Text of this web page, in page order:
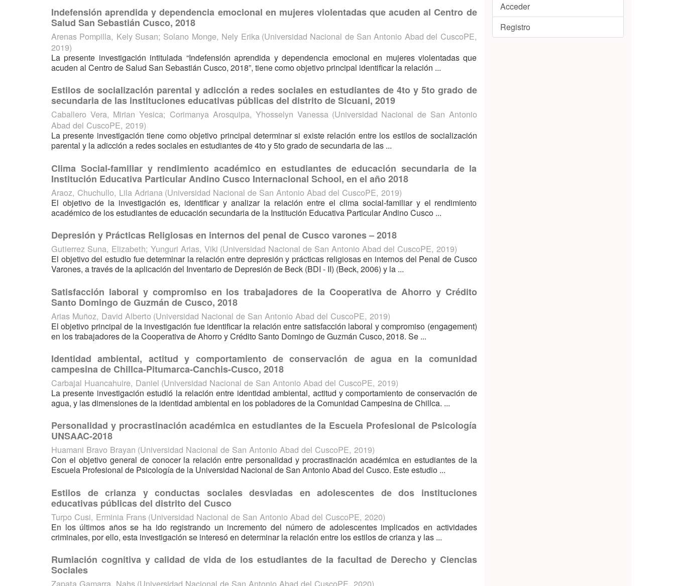
Indefensión aprendida y dependencia emocional en mujeres violentadas que acuden al Centro de
Salud San Sebastián Cusco, 2018
Arenas Pompilla, Kely Susan; Solano Monge, Nely Erika (Universidad Nacional de San Antonio Abad del CuscoPE,
2019)
La presente investigación intitulada “Indefensión aprendida y dependencia emocional en mujeres violentadas que
acuden al Centro de Salud San Sebastián Cusco, 2018”, tiene como objetivo principal identificar la relación ...
Estilos de socialización parental y adicción a redes sociales en estudiantes de 4to y 5to grado de
secundaria de las instituciones educativas públicas del distrito de Sicuani, 2019
Caballero Vera, Mirian Yesica; Corimanya Arosquipa, Yhosselyn Vanessa (Universidad Nacional de San Antonio
Abad del CuscoPE, 2019)
La presente investigación tiene como objetivo principal determinar si existe relación entre los estilos de socialización
parental y la adicción a redes sociales en estudiantes de 4to y 5to grado de secundaria de las ...
Clima Social-familiar y rendimiento académico en estudiantes de educación secundaria de la
Institución Educativa Particular Andino Cusco Internacional School, en el año 2018
Araoz, Chuchullo, Lila Adriana (Universidad Nacional de San Antonio Abad del CuscoPE, 2019)
El objetivo de la investigación es, identificar y analizar la relación entre el clima social-familiar y el rendimiento
académico de los estudiantes de educación secundaria de la Institución Educativa Particular Andino Cusco ...
Depresión y Prácticas Religiosas en internos del penal de Cusco varones – 2018
Gutierrez Suna, Elizabeth; Yunguri Arias, Viki (Universidad Nacional de San Antonio Abad del CuscoPE, 2019)
El objetivo del estudio fue determinar la relación entre depresión y prácticas religiosas en internos del Penal de Cusco
Varones, a través de la aplicación del Inventario de Depresión de Beck (BDI - II) (Beck, 2006) y la ...
Satisfacción laboral y compromiso en los trabajadores de la Cooperativa de Ahorro y Crédito
Santo Domingo de Guzmán de Cusco, 2018
Arias Muñoz, David Alberto (Universidad Nacional de San Antonio Abad del CuscoPE, 2019)
El objetivo principal de la investigación fue identificar la relación entre satisfacción laboral y compromiso (engagement)
en los trabajadores de la Cooperativa de Ahorro y Crédito Santo Domingo de Guzmán Cusco, 2018. Se ...
Identidad ambiental, actitud y comportamiento de conservación de agua en la comunidad
campesina de Chillca-Pitumarca-Canchis-Cusco, 2018
Carbajal Huancahuire, Daniel (Universidad Nacional de San Antonio Abad del CuscoPE, 2019)
La presente investigación estudió la relación entre identidad ambiental, actitud y comportamiento de conservación de
agua, y las dimensiones de la identidad ambiental en los pobladores de la Comunidad Campesina de Chillca. ...
Personalidad y procrastinación académica en estudiantes de la Escuela Profesional de Psicología
UNSAAC-2018
Huamani Bravo Brayan (Universidad Nacional de San Antonio Abad del CuscoPE, 2019)
Con el objetivo general de conocer la relación entre personalidad y procrastinación académica en estudiantes de la
Escuela Profesional de Psicología de la Universidad Nacional de San Antonio Abad del Cusco. Este estudio ...
Estilos de crianza y conductas sociales desviadas en adolescentes de dos instituciones
educativas públicas del distrito del Cusco
Turpo Cusi, Erminia Frans (Universidad Nacional de San Antonio Abad del CuscoPE, 2020)
En los últimos años se ha ido registrando un incremento del número de adolescentes implicados en actividades
criminales, por ello, esta investigación se interesó en determinar la relación entre los estilos de crianza y las ...
Rumiación cognitiva y calidad de vida de los estudiantes de la facultad de Derecho y Ciencias
Sociales
Zapata Gamarra, Nahs (Universidad Nacional de San Antonio Abad del CuscoPE, 2020)
Acceder
Registro